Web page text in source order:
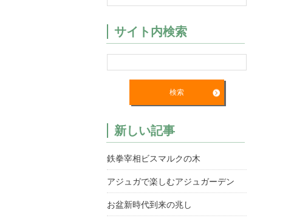
サイト内検索
新しい記事
鉄拳宰相ビスマルクの木
アジュガで楽しむアジュガーデン
お盆新時代到来の兆し